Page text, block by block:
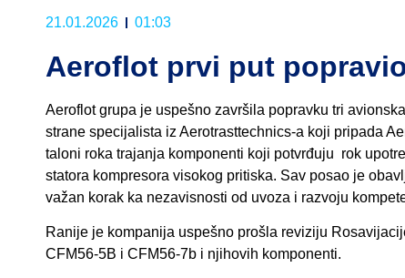
21.01.2026 01:03
Aeroflot prvi put
Aeroflot grupa je uspešno završila popravku tri
strane specijalista iz Aerotrasttechnics-a koji pripada
taloni roka trajanja komponenti koji potvrđuju rok
statora kompresora visokog pritiska. Sav posao je
važan korak ka nezavisnosti od uvoza i razvoju
Ranije je kompanija uspešno prošla reviziju
CFM56-5B i CFM56-7b i njihovih komponenti.